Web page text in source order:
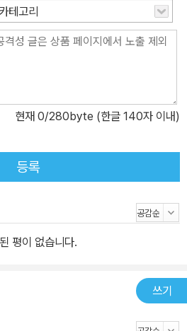
카테고리
현재 0/280byte (한글 140자 이내)
등록
평이 없습니다.
쓰기